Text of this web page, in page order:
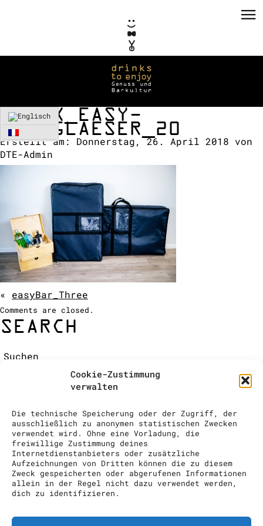
Cookie-Zustimmung
verwalten
Die technische Speicherung oder der Zugriff, der
ausschließlich zu anonymen statistischen Zwecken
verwendet wird. Ohne eine Vorladung, die
freiwillige Zustimmung deines
Internetdienstanbieters oder zusätzliche
Aufzeichnungen von Dritten können die zu diesem
Zweck gespeicherten oder abgerufenen Informationen
allein in der Regel nicht dazu verwendet werden,
dich zu identifizieren.
PRIVATE EVENTS
KONZEPTE / CONSULTING
REFERENZEN
VERMIETUNG
TEAM / KONTAKT
COCKTAIL SHOW
ANFRAGE
FELIX_EASY-
BAR_GLAESER_20
Erstellt am: Donnerstag, 26. April 2018 von
DTE-Admin
« easyBar_Three
Comments are closed.
SEARCH
RECENT COMMENTS
ARCHIVES
CATEGORIES
Keine Kategorien
META
Anmelden
Eintrags-Feed
Kommentar-Feed
WordPress.org